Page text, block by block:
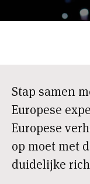
DE GROTE
Stap samen
Europese
Europese
op moet met
duidelijke